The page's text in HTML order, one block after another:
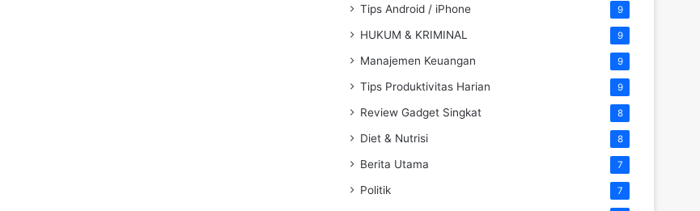
Tips Android / iPhone 9
HUKUM & KRIMINAL 9
Manajemen Keuangan 9
Tips Produktivitas Harian 9
Review Gadget Singkat 8
Diet & Nutrisi 8
Berita Utama 7
Politik 7